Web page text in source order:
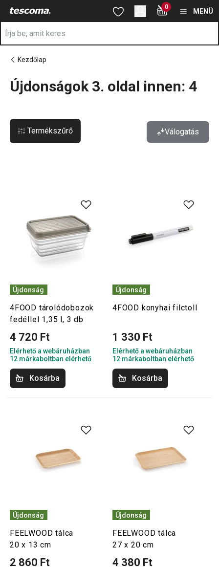
A Újdonságok 3. oldal innen: 4 oldalon tartózkodik
Ugrás a fő tartalomhoz
Ugrás a kereséshez
Ugrás a navigációhoz 0
MENÜ
Kezdőlap
Újdonságok 3. oldal innen: 4
Termékszűrő Válogatás
Újdonság
4FOOD tárolódobozok
fedéllel 1,35 l, 3 db
4 720 Ft
Elérhető a webáruházban
12 márkaboltban elérhető
Kosárba
Újdonság
4FOOD konyhai filctoll
1 330 Ft
Elérhető a webáruházban
12 márkaboltban elérhető
Kosárba
Újdonság
FEELWOOD tálca
20 x 13 cm
2 860 Ft
Újdonság
FEELWOOD tálca
27 x 20 cm
4 380 Ft